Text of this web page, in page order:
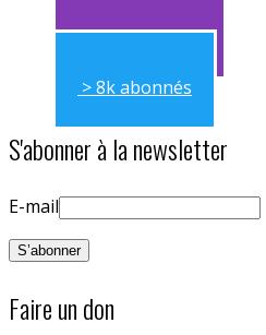
> 11k abonnés
> 8k abonnés
S'abonner à la newsletter
E-mail
Faire un don